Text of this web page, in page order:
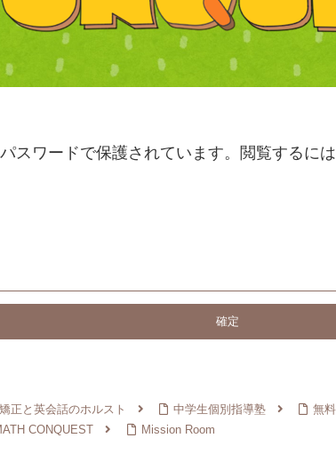
スワードで保護されています。閲覧するに
正と英会話のホルスト 中学生個別指導塾 無
CONQUEST Mission Room